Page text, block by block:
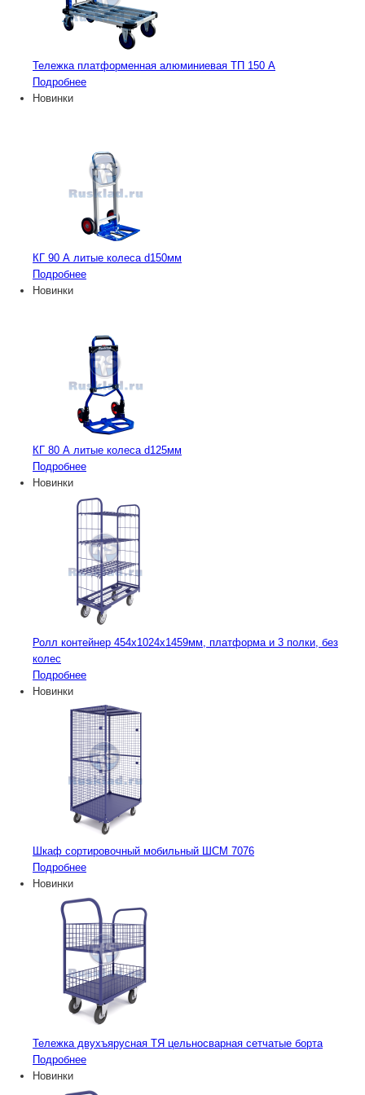
Тележка платформенная алюминиевая ТП 150 А
Подробнее
Новинки
КГ 90 А литые колеса d150мм
Подробнее
Новинки
КГ 80 А литые колеса d125мм
Подробнее
Новинки
Ролл контейнер 454х1024х1459мм, платформа и 3 полки, без
колес
Подробнее
Новинки
Шкаф сортировочный мобильный ШСМ 7076
Подробнее
Новинки
Тележка двухъярусная ТЯ цельносварная сетчатые борта
Подробнее
Новинки